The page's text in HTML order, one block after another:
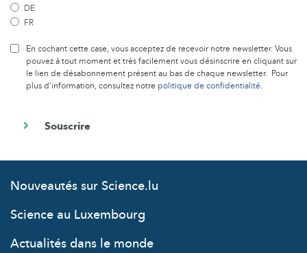
DE
FR
En cochant cette case, vous acceptez de recevoir notre newsletter. Vous
pouvez à tout moment et très facilement vous désinscrire en cliquant sur
le lien de désabonnement présent au bas de chaque newsletter. Pour
plus d’information, consultez notre politique de confidentialité.
Nouveautés sur Science.lu
Science au Luxembourg
Actualités dans le monde